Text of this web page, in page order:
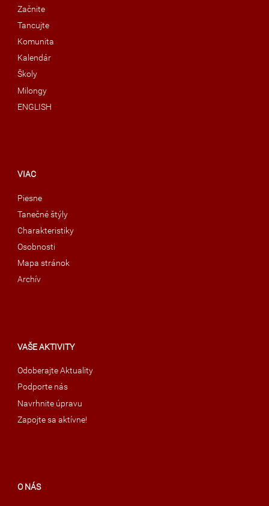
Začnite
Tancujte
Komunita
Kalendár
Školy
Milongy
ENGLISH
VIAC
Piesne
Tanečné štýly
Charakteristiky
Osobnosti
Mapa stránok
Archív
VAŠE AKTIVITY
Odoberajte Aktuality
Podporte nás
Navrhnite úpravu
Zapojte sa aktívne!
O NÁS